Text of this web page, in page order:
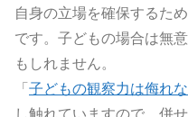
自身の立場を確保するた
です。子どもの場合は無
もしれません。
「 子どもの観察力は侮れ
し触れていますので、併